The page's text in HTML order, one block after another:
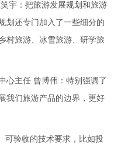
宇：把旅游发展规划和旅游
划还专门加入了一些细分的
村旅游、冰雪旅游、研学旅
心主任 曾博伟：特别强调了
我们旅游产品的边界，更好
可验收的技术要求，比如投